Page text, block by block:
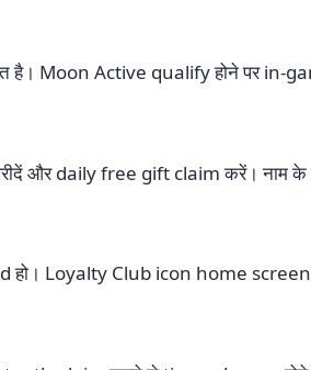
है। Moon Active qualify होने पर
और daily free gift claim करें। नाम के
Loyalty Club icon home screen